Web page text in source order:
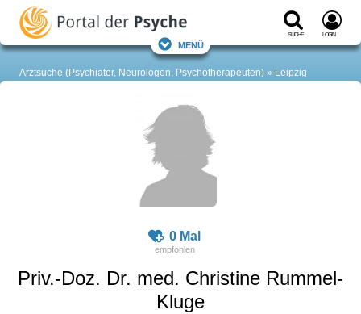
Suche Login
Menü
Arztsuche (Psychiater, Neurologen, Psychotherapeuten) Leipzig
0 Mal
Priv.-Doz. Dr. med. Christine Rummel-
Kluge